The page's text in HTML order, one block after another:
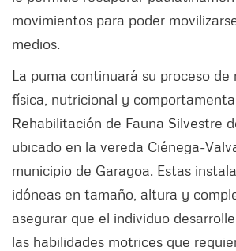
movimientos para poder
medios.
La puma continuará su proceso de
física, nutricional y
Rehabilitación de Fauna Silvestre
ubicado en la vereda Ciénega-
municipio de Garagoa. Estas
idóneas en tamaño, altura y
asegurar que el individuo
las habilidades motrices que